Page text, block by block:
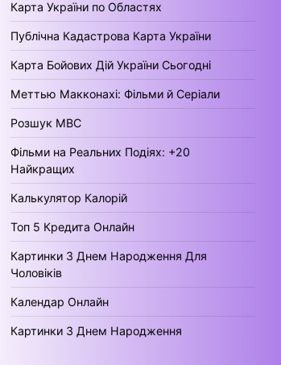
Карта України по Областях
Публічна Кадастрова Карта України
Карта Бойових Дій України Сьогодні
Меттью Макконахі: Фільми й Серіали
Розшук МВС
Фільми на Реальних Подіях: +20
Найкращих
Калькулятор Калорій
Топ 5 Кредита Онлайн
Картинки З Днем Народження Для
Чоловіків
Календар Онлайн
Картинки З Днем Народження